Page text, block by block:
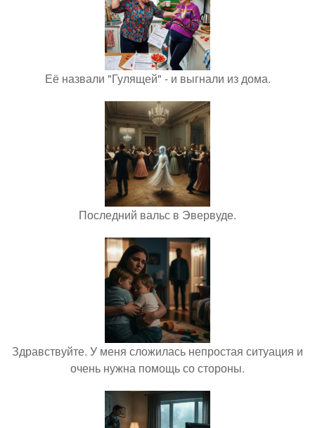
Её назвали "Гулящей" - и выгнали из дома.
Последний вальс в Эвервуде.
Здравствуйте. У меня сложилась непростая ситуация и
очень нужна помощь со стороны.